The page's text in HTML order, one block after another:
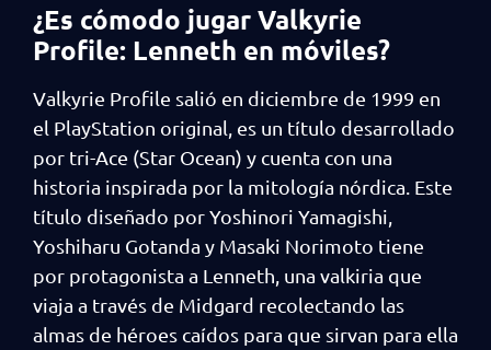
¿Es cómodo jugar Valkyrie
Profile: Lenneth en móviles?
Valkyrie Profile salió en diciembre de 1999 en
el PlayStation original, es un título desarrollado
por tri-Ace (Star Ocean) y cuenta con una
historia inspirada por la mitología nórdica. Este
título diseñado por Yoshinori Yamagishi,
Yoshiharu Gotanda y Masaki Norimoto tiene
por protagonista a Lenneth, una valkiria que
viaja a través de Midgard recolectando las
almas de héroes caídos para que sirvan para ella